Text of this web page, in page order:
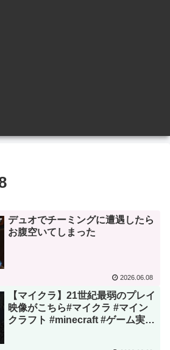
デュオでチーミングに遭遇したら
お腹空いてしまった
2026.06.08
【マイクラ】21世紀最弱のプレイ
映像がこちら#マイクラ #マイン
クラフト #minecraft #ゲーム実況